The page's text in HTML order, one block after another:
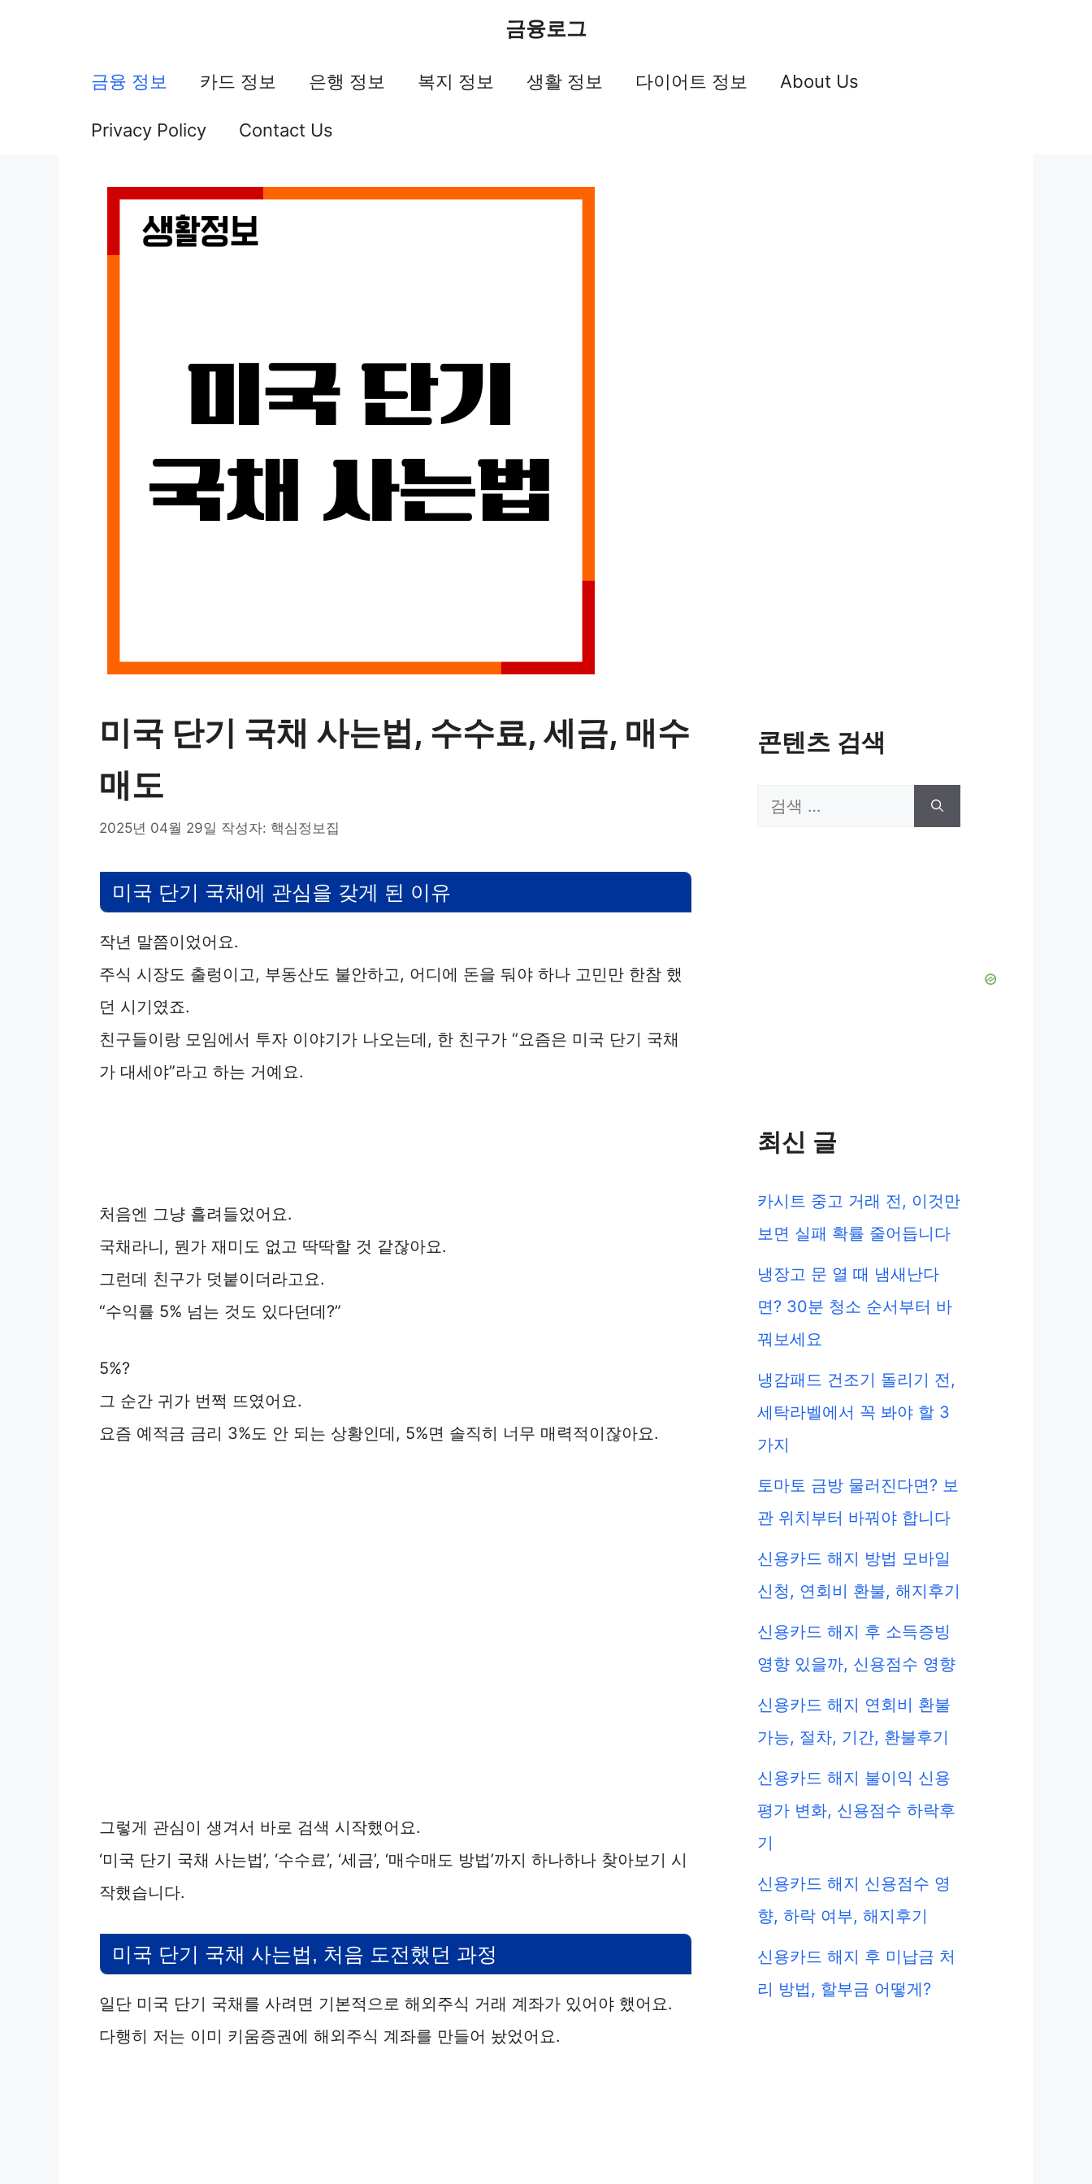
금융로그
금융 정보 카드 정보 은행 정보 복지 정보 생활 정보 다이어트 정보 About Us
Privacy Policy Contact Us
미국 단기 국채 사는법, 수수료, 세금, 매수
매도
2025년 04월 29일 작성자: 핵심정보집
미국 단기 국채에 관심을 갖게 된 이유
작년 말쯤이었어요.
주식 시장도 출렁이고, 부동산도 불안하고, 어디에 돈을 둬야 하나 고민만 한참 했
던 시기였죠.
친구들이랑 모임에서 투자 이야기가 나오는데, 한 친구가 “요즘은 미국 단기 국채
가 대세야”라고 하는 거예요.
처음엔 그냥 흘려들었어요.
국채라니, 뭔가 재미도 없고 딱딱할 것 같잖아요.
그런데 친구가 덧붙이더라고요.
“수익률 5% 넘는 것도 있다던데?”
5%?
그 순간 귀가 번쩍 뜨였어요.
요즘 예적금 금리 3%도 안 되는 상황인데, 5%면 솔직히 너무 매력적이잖아요.
그렇게 관심이 생겨서 바로 검색 시작했어요.
‘미국 단기 국채 사는법’, ‘수수료’, ‘세금’, ‘매수매도 방법’까지 하나하나 찾아보기 시
작했습니다.
미국 단기 국채 사는법, 처음 도전했던 과정
일단 미국 단기 국채를 사려면 기본적으로 해외주식 거래 계좌가 있어야 했어요.
다행히 저는 이미 키움증권에 해외주식 계좌를 만들어 놨었어요.
콘텐츠 검색
검
최신 글
카시트 중고 거래 전, 이것만
보면 실패 확률 줄어듭니다
냉장고 문 열 때 냄새난다
면? 30분 청소 순서부터 바
꿔보세요
냉감패드 건조기 돌리기 전,
세탁라벨에서 꼭 봐야 할 3
가지
토마토 금방 물러진다면? 보
관 위치부터 바꿔야 합니다
신용카드 해지 방법 모바일
신청, 연회비 환불, 해지후기
신용카드 해지 후 소득증빙
영향 있을까, 신용점수 영향
신용카드 해지 연회비 환불
가능, 절차, 기간, 환불후기
신용카드 해지 불이익 신용
평가 변화, 신용점수 하락후
기
신용카드 해지 신용점수 영
향, 하락 여부, 해지후기
신용카드 해지 후 미납금 처
리 방법, 할부금 어떻게?